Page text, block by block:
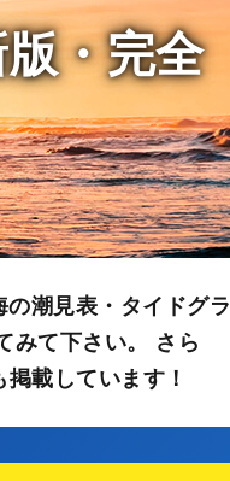
・完全
潮見表・タイドグラ
みて下さい。 さら
載しています！